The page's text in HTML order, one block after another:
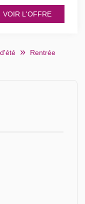
VOIR L'OFFRE
Rentrée